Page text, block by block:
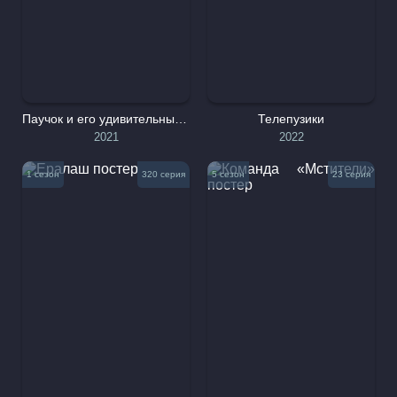
2021
Телепузики
2022
1 сезон 320 серия 5 сезон 23 серия